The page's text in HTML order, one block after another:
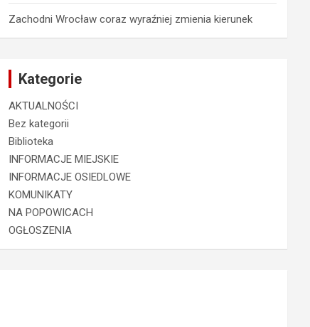
Zachodni Wrocław coraz wyraźniej zmienia kierunek
Kategorie
AKTUALNOŚCI
Bez kategorii
Biblioteka
INFORMACJE MIEJSKIE
INFORMACJE OSIEDLOWE
KOMUNIKATY
NA POPOWICACH
OGŁOSZENIA